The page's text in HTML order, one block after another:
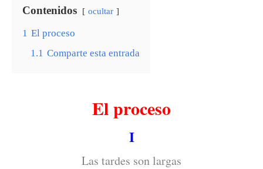
Contenidos ocultar
1 El proceso
1.1 Comparte esta entrada
El proceso
I
Las tardes son largas